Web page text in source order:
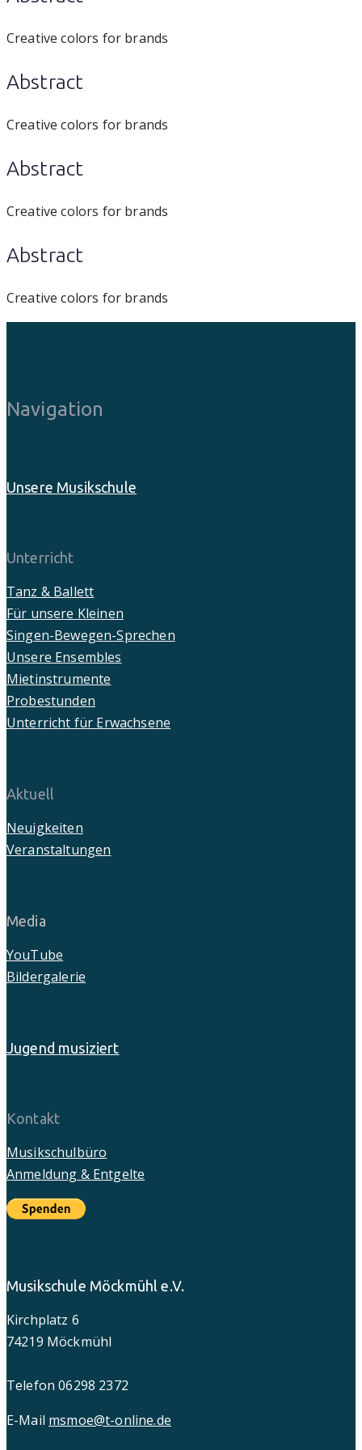
Creative colors for brands
Abstract
Creative colors for brands
Abstract
Creative colors for brands
Abstract
Creative colors for brands
Navigation
Unsere Musikschule
Unterricht
Tanz & Ballett
Für unsere Kleinen
Singen-Bewegen-Sprechen
Unsere Ensembles
Mietinstrumente
Probestunden
Unterricht für Erwachsene
Aktuell
Neuigkeiten
Veranstaltungen
Media
YouTube
Bildergalerie
Jugend musiziert
Kontakt
Musikschulbüro
Anmeldung & Entgelte
Musikschule Möckmühl e.V.
Kirchplatz 6
74219 Möckmühl
Telefon 06298 2372
E-Mail msmoe@t-online.de